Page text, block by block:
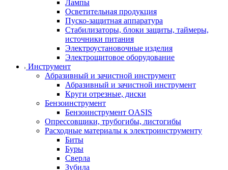
Лампы
Осветительная продукция
Пуско-защитная аппаратура
Стабилизаторы, блоки защиты, таймеры,
источники питания
Электроустановочные изделия
Электрощитовое оборудование
Инструмент
Абразивный и зачистной инструмент
Абразивный и зачистной инструмент
Круги отрезные, диски
Бензоинструмент
Бензоинструмент OASIS
Опрессовщики, трубогибы, листогибы
Расходные материалы к электроинструменту
Биты
Буры
Сверла
Зубила